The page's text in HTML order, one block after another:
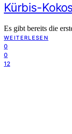
Kürbis-
Es gibt bereits die
WEITERLESEN
0
0
12